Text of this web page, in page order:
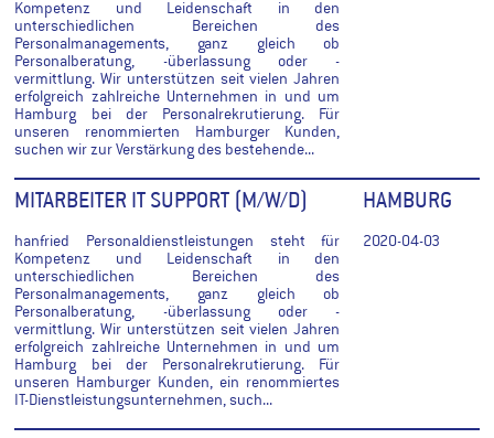
Kompetenz und Leidenschaft in den
unterschiedlichen Bereichen des
Personalmanagements, ganz gleich ob
Personalberatung, -überlassung oder -
vermittlung. Wir unterstützen seit vielen Jahren
erfolgreich zahlreiche Unternehmen in und um
Hamburg bei der Personalrekrutierung. Für
unseren renommierten Hamburger Kunden,
suchen wir zur Verstärkung des bestehende...
MITARBEITER IT SUPPORT (M/W/D)
hanfried Personaldienstleistungen steht für
Kompetenz und Leidenschaft in den
unterschiedlichen Bereichen des
Personalmanagements, ganz gleich ob
Personalberatung, -überlassung oder -
vermittlung. Wir unterstützen seit vielen Jahren
erfolgreich zahlreiche Unternehmen in und um
Hamburg bei der Personalrekrutierung. Für
unseren Hamburger Kunden, ein renommiertes
IT-Dienstleistungsunternehmen, such...
HAMBURG
2020-04-03